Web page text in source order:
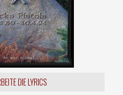
DIE LYRICS